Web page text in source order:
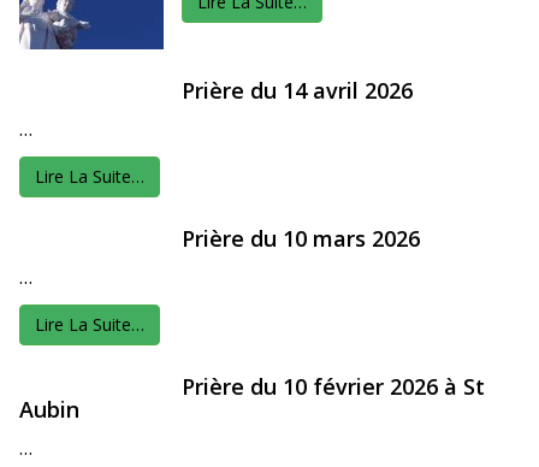
Prière du 14 avril 2026
…
Lire La Suite…
Prière du 10 mars 2026
…
Lire La Suite…
Prière du 10 février 2026 à St
Aubin
…